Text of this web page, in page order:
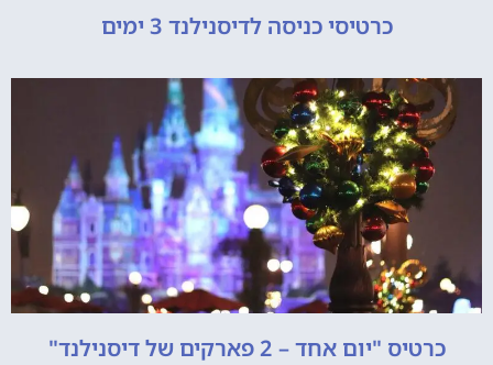
כרטיסי כניסה לדיסנילנד 3 ימים
כרטיס "יום אחד – 2 פארקים של דיסנילנד"